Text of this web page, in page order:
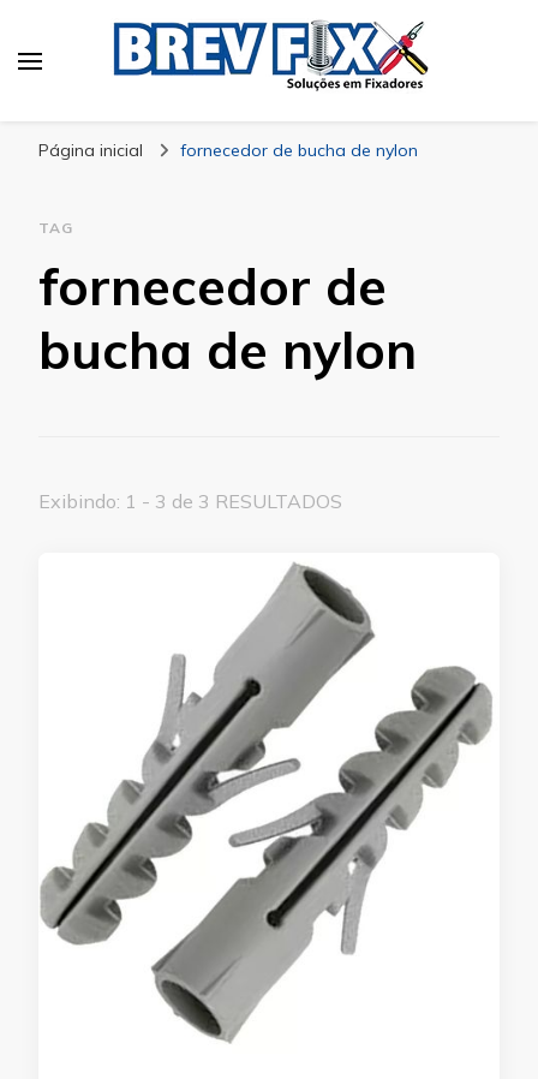
Página inicial fornecedor de bucha de nylon
TAG
fornecedor de
bucha de nylon
Exibindo: 1 - 3 de 3 RESULTADOS